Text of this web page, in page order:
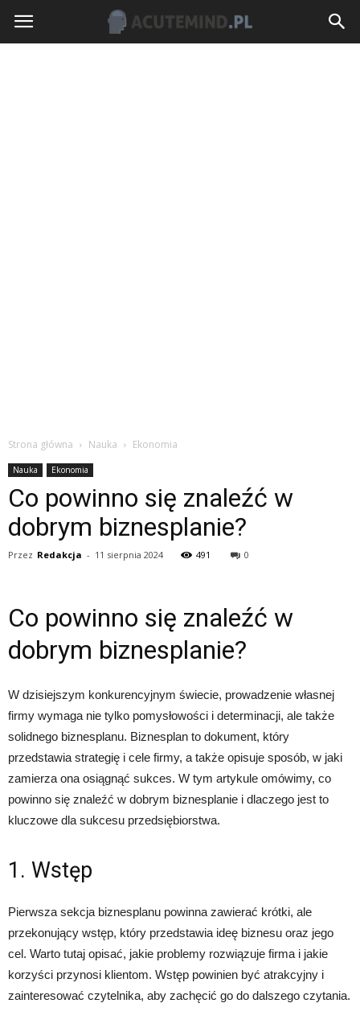
Strona główna Nauka Ekonomia
Nauka Ekonomia
Co powinno się znaleźć w
dobrym biznesplanie?
Przez Redakcja - 11 sierpnia 2024 491 0
Co powinno się znaleźć w
dobrym biznesplanie?
W dzisiejszym konkurencyjnym świecie, prowadzenie własnej
firmy wymaga nie tylko pomysłowości i determinacji, ale także
solidnego biznesplanu. Biznesplan to dokument, który
przedstawia strategię i cele firmy, a także opisuje sposób, w jaki
zamierza ona osiągnąć sukces. W tym artykule omówimy, co
powinno się znaleźć w dobrym biznesplanie i dlaczego jest to
kluczowe dla sukcesu przedsiębiorstwa.
1. Wstęp
Pierwsza sekcja biznesplanu powinna zawierać krótki, ale
przekonujący wstęp, który przedstawia ideę biznesu oraz jego
cel. Warto tutaj opisać, jakie problemy rozwiązuje firma i jakie
korzyści przynosi klientom. Wstęp powinien być atrakcyjny i
zainteresować czytelnika, aby zachęcić go do dalszego czytania.